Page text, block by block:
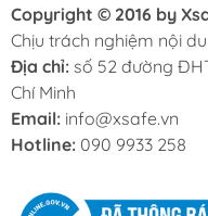
Copyright © 2016 by
Chịu trách nghiệm nội
Địa chỉ: số 52 đường
Chí Minh
Email: info@xsafe.vn
Hotline: 090 9933 258